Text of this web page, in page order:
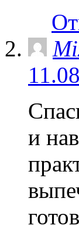
и